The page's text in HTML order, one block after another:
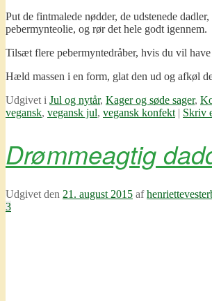
Put de fintmalede nødder, de udstenede
pebermynteolie, og rør det hele godt igennem.
Tilsæt flere pebermyntedråber, hvis du vil
Hæld massen i en form, glat den ud og afkøl
Udgivet i Jul og nytår, Kager og søde sager,
vegansk, vegansk jul, vegansk konfekt | Skriv
Drømmeagtig
Udgivet den 21. august 2015 af
3